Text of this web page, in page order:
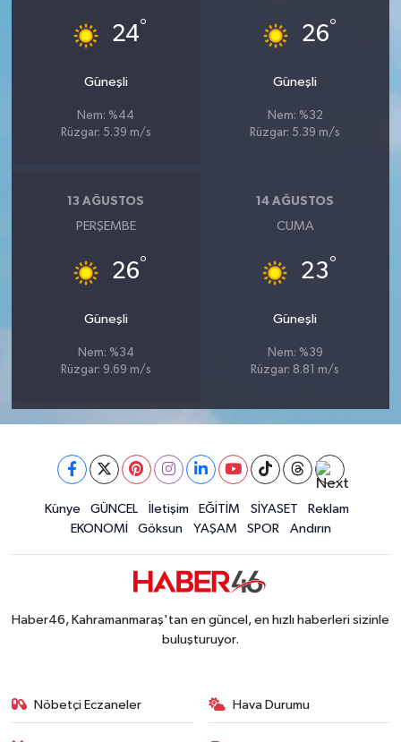
24°
Güneşli
Nem: %44
Rüzgar: 5.39 m/s
26°
Güneşli
Nem: %32
Rüzgar: 5.39 m/s
13 AĞUSTOS
PERŞEMBE
26°
Güneşli
Nem: %34
Rüzgar: 9.69 m/s
14 AĞUSTOS
CUMA
23°
Güneşli
Nem: %39
Rüzgar: 8.81 m/s
Künye GÜNCEL İletişim EĞİTİM SİYASET
Reklam
EKONOMİ
Göksun YAŞAM SPOR Andırın
Haber46, Kahramanmaraş'tan en güncel, en hızlı haberleri sizinle
buluşturuyor.
Nöbetçi Eczaneler Hava Durumu
OTOMOBİL
MİZAH
TARİH
Politika
YEREL
BÖLGEDEN
BİLİM TEKNOLOJİ
YARIŞMALAR
TANITIM